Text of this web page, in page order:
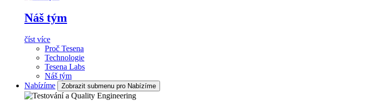
Náš tým
číst více
Proč Tesena
Technologie
Tesena Labs
Náš tým
Nabízíme
Zobrazit submenu pro Nabízíme